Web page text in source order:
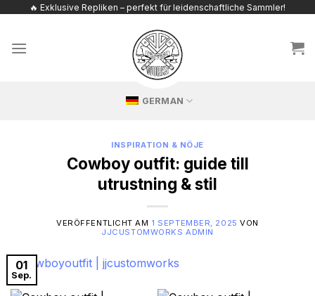
springen
🔥 Exklusive Repliken – perfekt für leidenschaftliche Sammler!
GERMAN
INSPIRATION & NÖJE
Cowboy outfit: guide till
utrustning & stil
VERÖFFENTLICHT AM 1 SEPTEMBER, 2025 VON
JJCUSTOMWORKS ADMIN
01
Sep.